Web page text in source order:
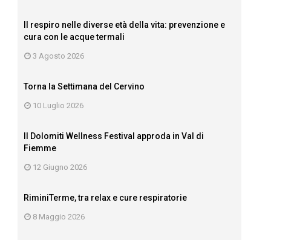
Il respiro nelle diverse età della vita: prevenzione e
cura con le acque termali
3 Agosto 2026
Torna la Settimana del Cervino
10 Luglio 2026
Il Dolomiti Wellness Festival approda in Val di
Fiemme
12 Giugno 2026
RiminiTerme, tra relax e cure respiratorie
8 Maggio 2026